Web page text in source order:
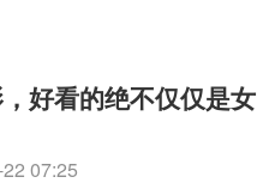
好看的绝不仅仅是女
07:25